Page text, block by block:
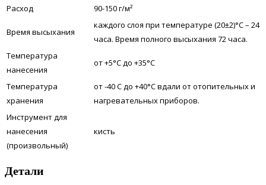
Расход
90-150 г/м²
Время высыхания
каждого слоя при температуре (20±2)°С – 24
часа. Время полного высыхания 72 часа.
Температура
нанесения
от +5°С до +35°С
Температура
хранения
от -40 С до +40°С вдали от отопительных и
нагревательных приборов.
Инструмент для
нанесения
(произвольный)
кисть
Детали